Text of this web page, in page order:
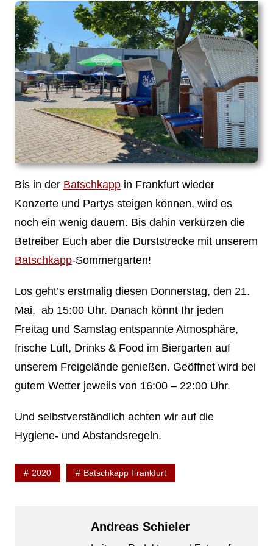
Bis in der Batschkappin Frankfurt wieder
Konzerte und Partys steigen können, wird es
noch ein wenig dauern. Bis dahin verkürzen die
Betreiber Euch aber die Durststrecke mit unserem
Batschkapp-Sommergarten!
Los geht’s erstmalig diesen Donnerstag, den 21.
Mai, ab 15:00 Uhr. Danach könnt Ihr jeden
Freitag und Samstag entspannte Atmosphäre,
frische Luft, Drinks & Food im Biergarten auf
unserem Freigelände genießen. Geöffnet wird bei
gutem Wetter jeweils von 16:00 – 22:00 Uhr.
Und selbstverständlich achten wir auf die
Hygiene- und Abstandsregeln.
2020 Batschkapp Frankfurt
Andreas Schieler